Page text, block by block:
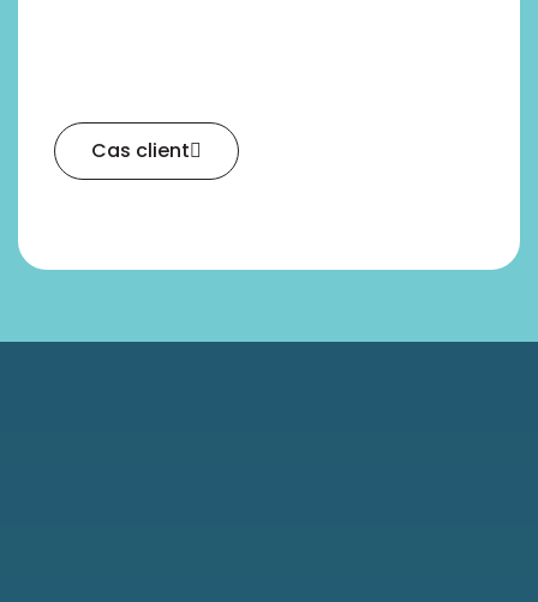
Cas client